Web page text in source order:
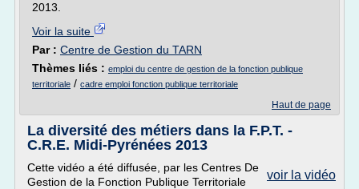
2013.
Voir la suite
Par : Centre de Gestion du TARN
Thèmes liés : emploi du centre de gestion de la fonction publique
territoriale / cadre emploi fonction publique territoriale
Haut de page
La diversité des métiers dans la F.P.T. -
C.R.E. Midi-Pyrénées 2013
voir la vidéo
Cette vidéo a été diffusée, par les Centres De
Gestion de la Fonction Publique Territoriale